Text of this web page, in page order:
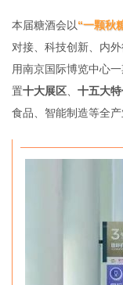
本届糖酒会以“一颗秋
对接、科技创新、内
用南京国际博览中心
置十大展区、 十五大
食品、智能制造等全产